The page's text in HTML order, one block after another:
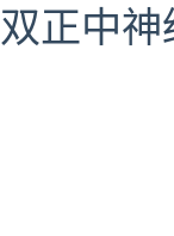
双正中